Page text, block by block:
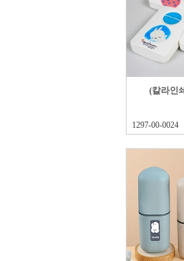
(칼라인
1297-00-0024